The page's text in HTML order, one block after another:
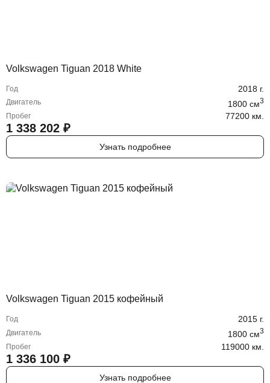
Volkswagen Tiguan 2018 White
Год 2018 г.
Двигатель 1800 cм3
Пробег 77200 км.
1 338 202 ₽
Узнать подробнее
Volkswagen Tiguan 2015 кофейный
Год 2015 г.
Двигатель 1800 cм3
Пробег 119000 км.
1 336 100 ₽
Узнать подробнее